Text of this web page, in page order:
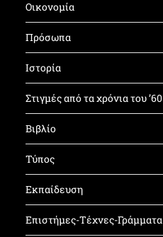
Οικονομία
Πρόσωπα
Ιστορία
Στιγμές από τα χρόνια του ’60
Βιβλίο
Τύπος
Εκπαίδευση
Επιστήμες-Τέχνες-Γράμματα